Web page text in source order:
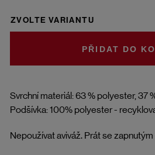
Svrchní materiál: 63 % polyester, 37
Podšívka: 100% polyester -
Nepoužívat aviváž. Prát se
ZVOLTE VARIANTU
DO